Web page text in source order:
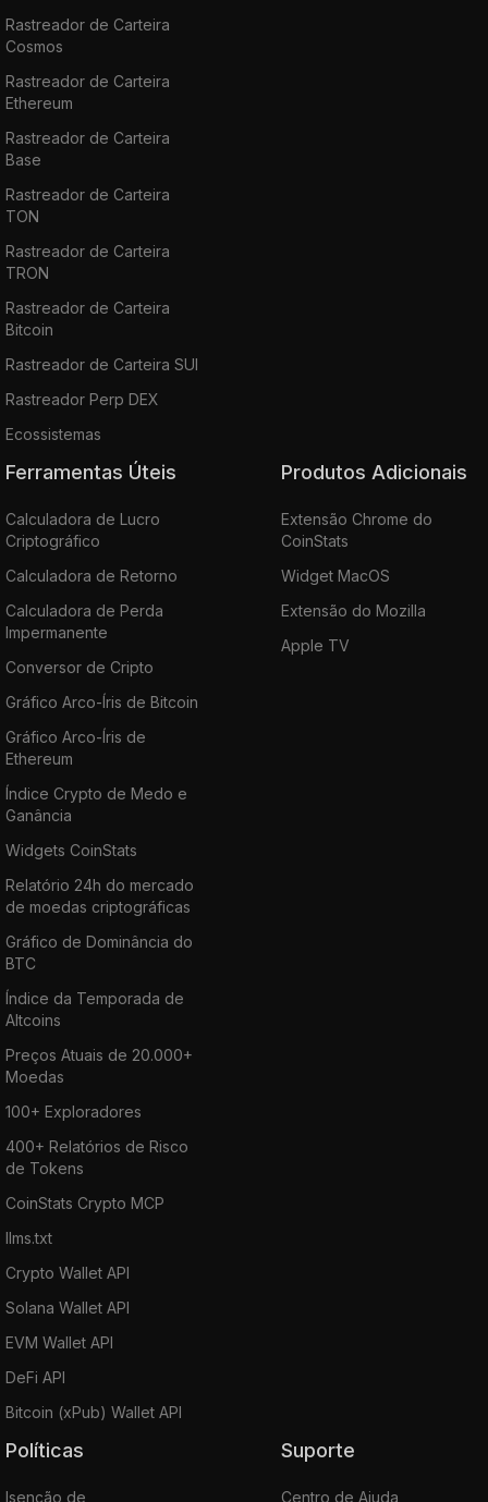
Rastreador de Carteira
Cosmos
Rastreador de Carteira
Ethereum
Rastreador de Carteira
Base
Rastreador de Carteira
TON
Rastreador de Carteira
TRON
Rastreador de Carteira
Bitcoin
Rastreador de Carteira SUI
Rastreador Perp DEX
Ecossistemas
Ferramentas Úteis
Calculadora de Lucro
Criptográfico
Calculadora de Retorno
Calculadora de Perda
Impermanente
Conversor de Cripto
Gráfico Arco-Íris de Bitcoin
Gráfico Arco-Íris de
Ethereum
Índice Crypto de Medo e
Ganância
Widgets CoinStats
Relatório 24h do mercado
de moedas criptográficas
Gráfico de Dominância do
BTC
Índice da Temporada de
Altcoins
Preços Atuais de 20.000+
Moedas
100+ Exploradores
400+ Relatórios de Risco
de Tokens
CoinStats Crypto MCP
llms.txt
Crypto Wallet API
Solana Wallet API
EVM Wallet API
DeFi API
Bitcoin (xPub) Wallet API
Produtos Adicionais
Extensão Chrome do
CoinStats
Widget MacOS
Extensão do Mozilla
Apple TV
Políticas
Isenção de
Suporte
Centro de Ajuda